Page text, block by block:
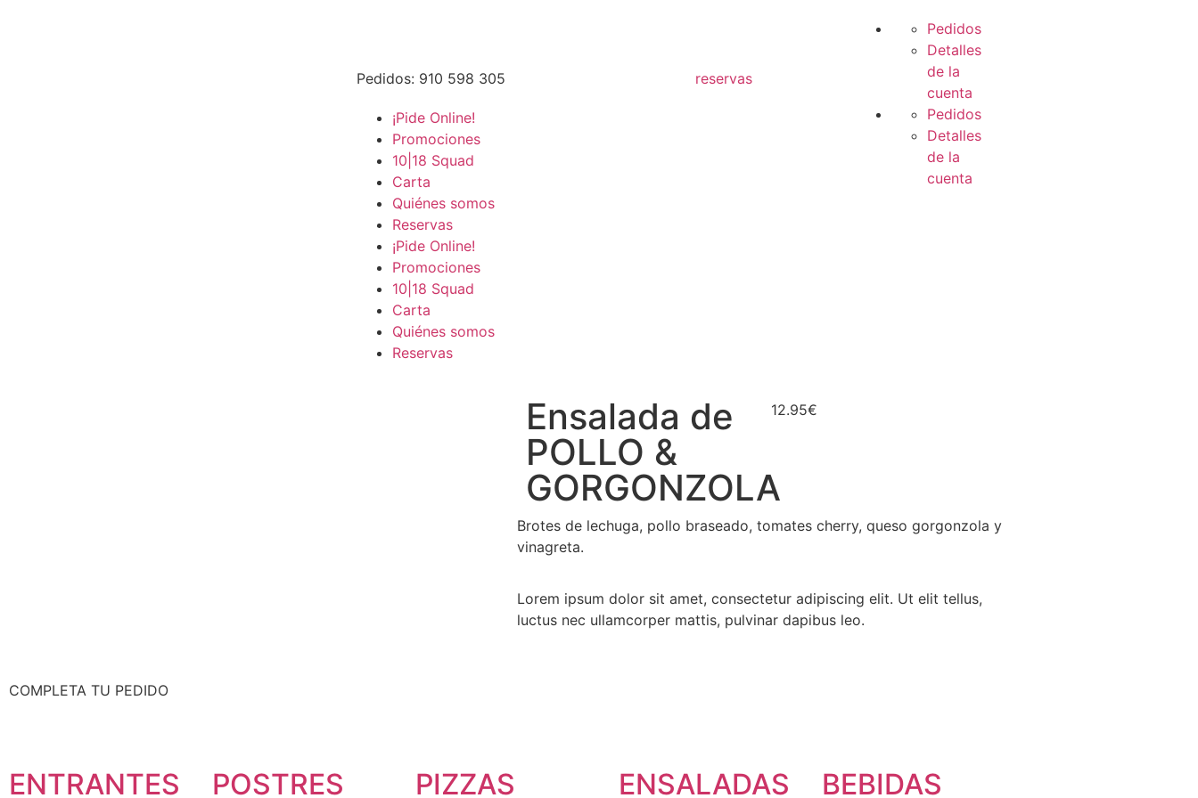
Pedidos: 910 598 305
¡Pide Online!
Promociones
10|18 Squad
Carta
Quiénes somos
Reservas
¡Pide Online!
Promociones
10|18 Squad
Carta
Quiénes somos
Reservas
reservas
Pedidos
Detalles
de la
cuenta
Pedidos
Detalles
de la
cuenta
Ensalada de
POLLO &
GORGONZOLA
12.95€
Brotes de lechuga, pollo braseado, tomates cherry, queso gorgonzola y
vinagreta.
Lorem ipsum dolor sit amet, consectetur adipiscing elit. Ut elit tellus,
luctus nec ullamcorper mattis, pulvinar dapibus leo.
COMPLETA TU PEDIDO
ENTRANTES POSTRES PIZZAS ENSALADAS BEBIDAS